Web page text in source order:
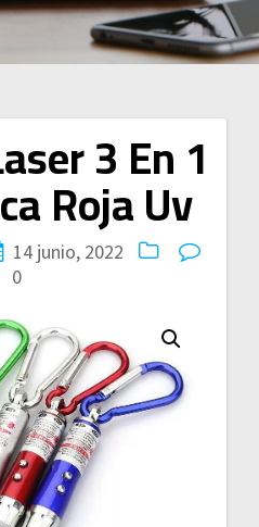
3 En 1
Roja Uv
14 junio, 2022
0